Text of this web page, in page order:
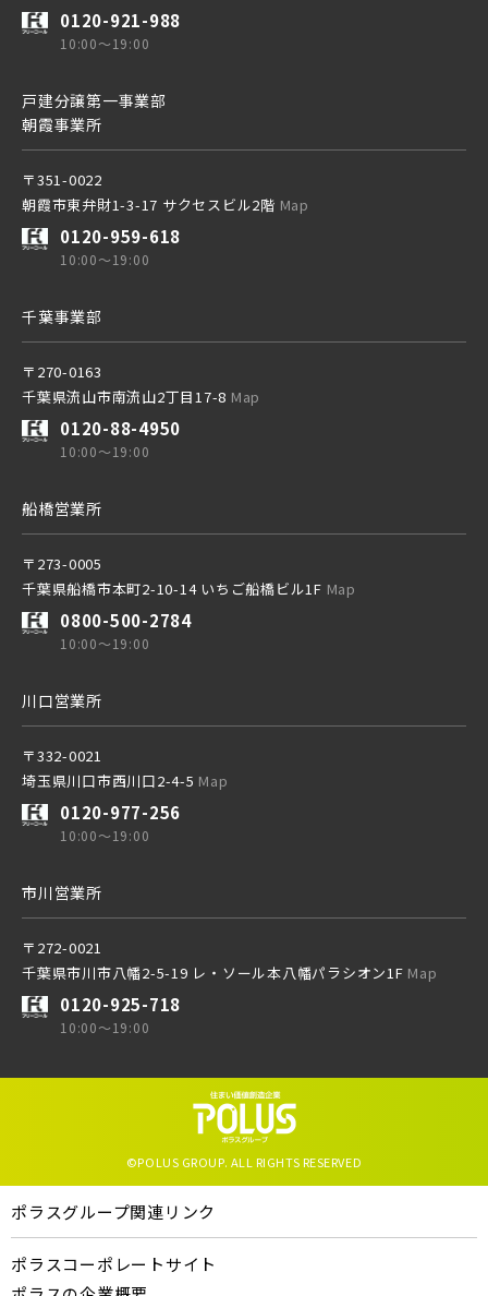
0120-921-988
10:00～19:00
戸建分譲第一事業部
朝霞事業所
〒351-0022
朝霞市東弁財1-3-17 サクセスビル2階 Map
0120-959-618
10:00～19:00
千葉事業部
〒270-0163
千葉県流山市南流山2丁目17-8 Map
0120-88-4950
10:00～19:00
船橋営業所
〒273-0005
千葉県船橋市本町2-10-14 いちご船橋ビル1F Map
0800-500-2784
10:00～19:00
川口営業所
〒332-0021
埼玉県川口市西川口2-4-5 Map
0120-977-256
10:00～19:00
市川営業所
〒272-0021
千葉県市川市八幡2-5-19 レ・ソール本八幡パラシオン1F Map
0120-925-718
10:00～19:00
©POLUS GROUP. ALL RIGHTS RESERVED
ポラスグループ関連リンク
ポラスコーポレートサイト